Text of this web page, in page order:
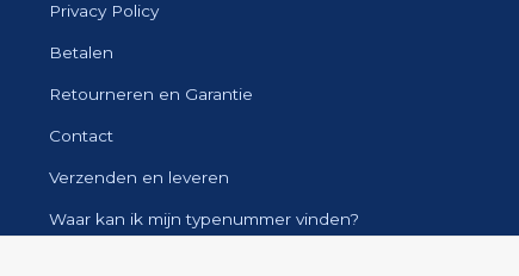
Privacy Policy
Betalen
Retourneren en Garantie
Contact
Verzenden en leveren
Waar kan ik mijn typenummer vinden?